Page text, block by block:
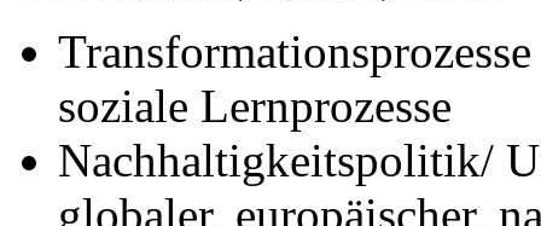
soziale Lernprozesse
Nachhaltigkeitspolitik/
globaler, europäischer,